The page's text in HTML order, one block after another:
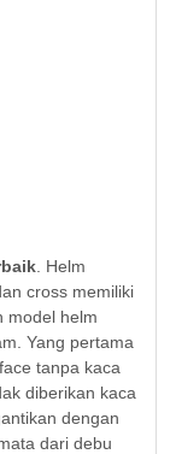
. Helm
cross memiliki
model helm
Yang pertama
tanpa kaca
diberikan kaca
dengan
dari debu